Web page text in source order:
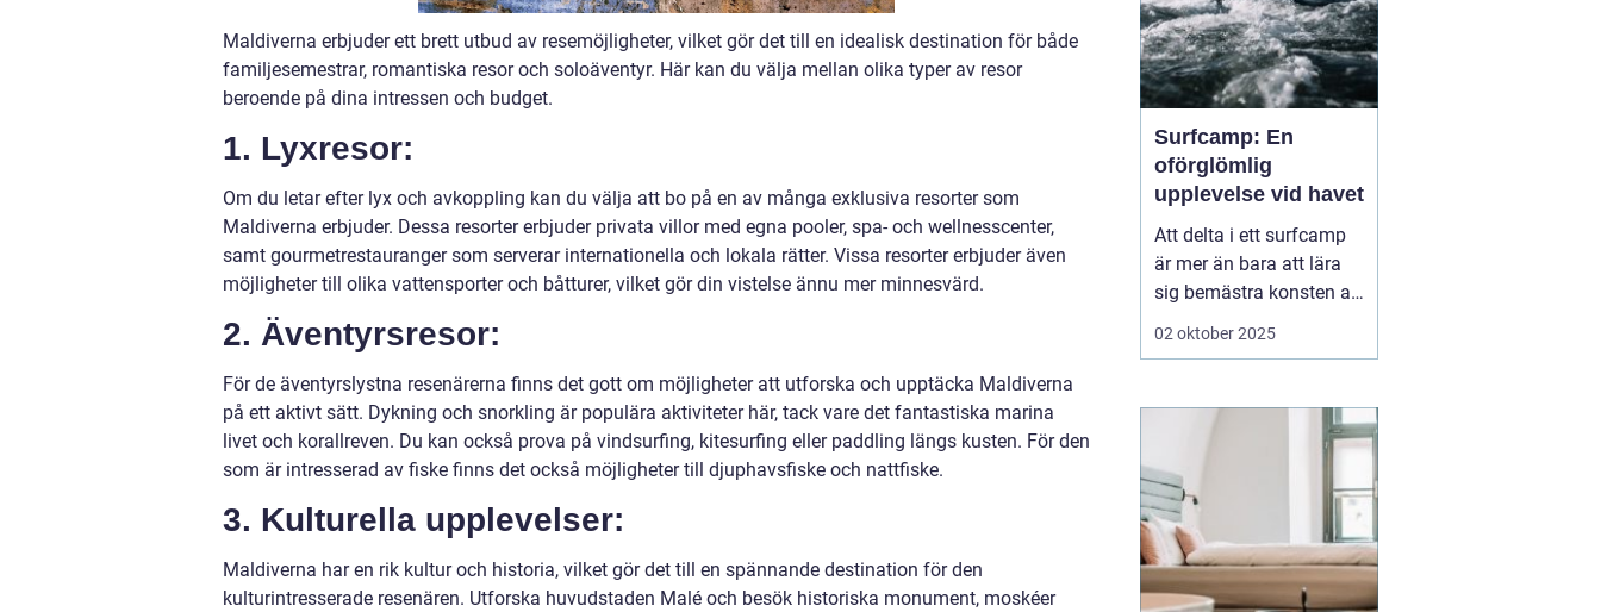
Maldiverna erbjuder ett brett utbud av resemöjligheter, vilket gör det till en idealisk destination för både
familjesemestrar, romantiska resor och soloäventyr. Här kan du välja mellan olika typer av resor
beroende på dina intressen och budget.
1. Lyxresor:
Om du letar efter lyx och avkoppling kan du välja att bo på en av många exklusiva resorter som
Maldiverna erbjuder. Dessa resorter erbjuder privata villor med egna pooler, spa- och wellnesscenter,
samt gourmetrestauranger som serverar internationella och lokala rätter. Vissa resorter erbjuder även
möjligheter till olika vattensporter och båtturer, vilket gör din vistelse ännu mer minnesvärd.
2. Äventyrsresor:
För de äventyrslystna resenärerna finns det gott om möjligheter att utforska och upptäcka Maldiverna
på ett aktivt sätt. Dykning och snorkling är populära aktiviteter här, tack vare det fantastiska marina
livet och korallreven. Du kan också prova på vindsurfing, kitesurfing eller paddling längs kusten. För den
som är intresserad av fiske finns det också möjligheter till djuphavsfiske och nattfiske.
3. Kulturella upplevelser:
Maldiverna har en rik kultur och historia, vilket gör det till en spännande destination för den
kulturintresserade resenären. Utforska huvudstaden Malé och besök historiska monument, moskéer
Surfcamp: En
oförglömlig
upplevelse vid havet
Att delta i ett surfcamp
är mer än bara att lära
sig bemästra konsten att
surfa. Det är en
fylld av gemenskap,
spänning och naturens
krafter. För dem som...
02 oktober 2025